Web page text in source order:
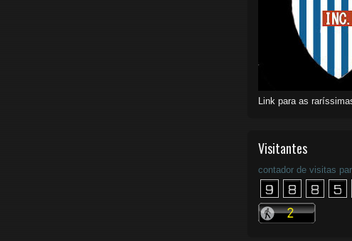
Link para as
Visitantes
contador de visitas